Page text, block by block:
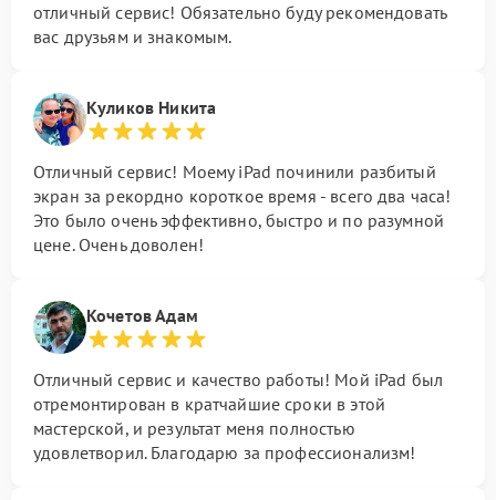
отличный сервис! Обязательно буду рекомендовать
вас друзьям и знакомым.
Куликов Никита
Отличный сервис! Моему iPad починили разбитый
экран за рекордно короткое время - всего два часа!
Это было очень эффективно, быстро и по разумной
цене. Очень доволен!
Кочетов Адам
Отличный сервис и качество работы! Мой iPad был
отремонтирован в кратчайшие сроки в этой
мастерской, и результат меня полностью
удовлетворил. Благодарю за профессионализм!